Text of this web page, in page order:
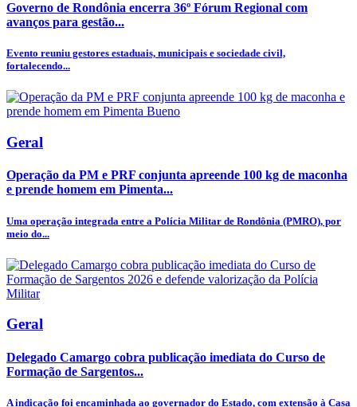
Governo de Rondônia encerra 36º Fórum Regional com
avanços para gestão...
Evento reuniu gestores estaduais, municipais e sociedade civil,
fortalecendo...
Geral
Operação da PM e PRF conjunta apreende 100 kg de maconha
e prende homem em Pimenta...
Uma operação integrada entre a Polícia Militar de Rondônia (PMRO), por
meio do...
Geral
Delegado Camargo cobra publicação imediata do Curso de
Formação de Sargentos...
A indicação foi encaminhada ao governador do Estado, com extensão à Casa